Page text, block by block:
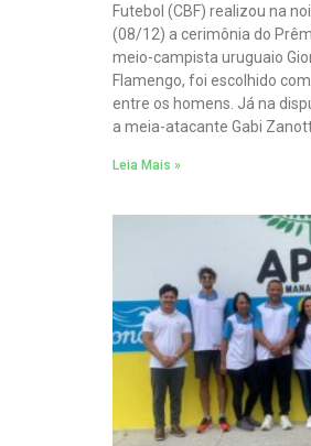
Futebol (CBF) realizou na
(08/12) a cerimônia do
meio-campista uruguaio
Flamengo, foi escolhido
entre os homens. Já na
a meia-atacante Gabi
Leia Mais »